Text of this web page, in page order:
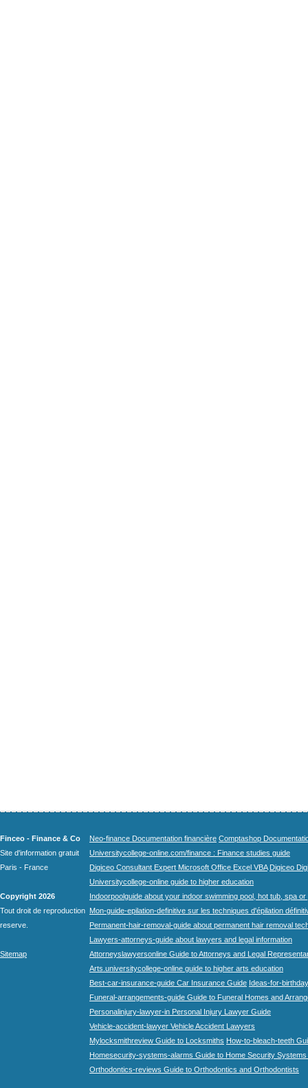
Finceo - Finance & Co
Site d'information gratuit
Paris - France
Copyright 2026
Tout droit de reproduction
reserve.
Sitemap
Neo-finance Documentation financière Comptashop
Universitycollege-online.com/finance : Finance studies guide
Digiceo Consultant Expert Microsoft Office Excel VBA Digiceo
Universitycollege-online guide to higher education
Indoorpoolguide about your indoor swimming pool, hot tub, spa
Mon-guide-epilation-definitive sur les techniques d'épilation
Permanent-hair-removal-guide about permanent hair removal
Lawyers-attorneys-guide about lawyers and legal information
Attorneyslawyersonline Guide to Attorneys and Legal
Arts.universitycollege-online guide to higher arts education
Best-car-insurance-guide Car Insurance Guide Ideas-for-
Funeral-arrangements-guide Guide to Funeral Homes and
Personalinjury-lawyer-in Personal Injury Lawyer Guide
Vehicle-accident-lawyer Vehicle Accident Lawyers
Mylocksmithreview Guide to Locksmiths How-to-bleach-teeth
Homesecurity-systems-alarms Guide to Home Security Systems
Orthodontics-reviews Guide to Orthodontics and Orthodontists